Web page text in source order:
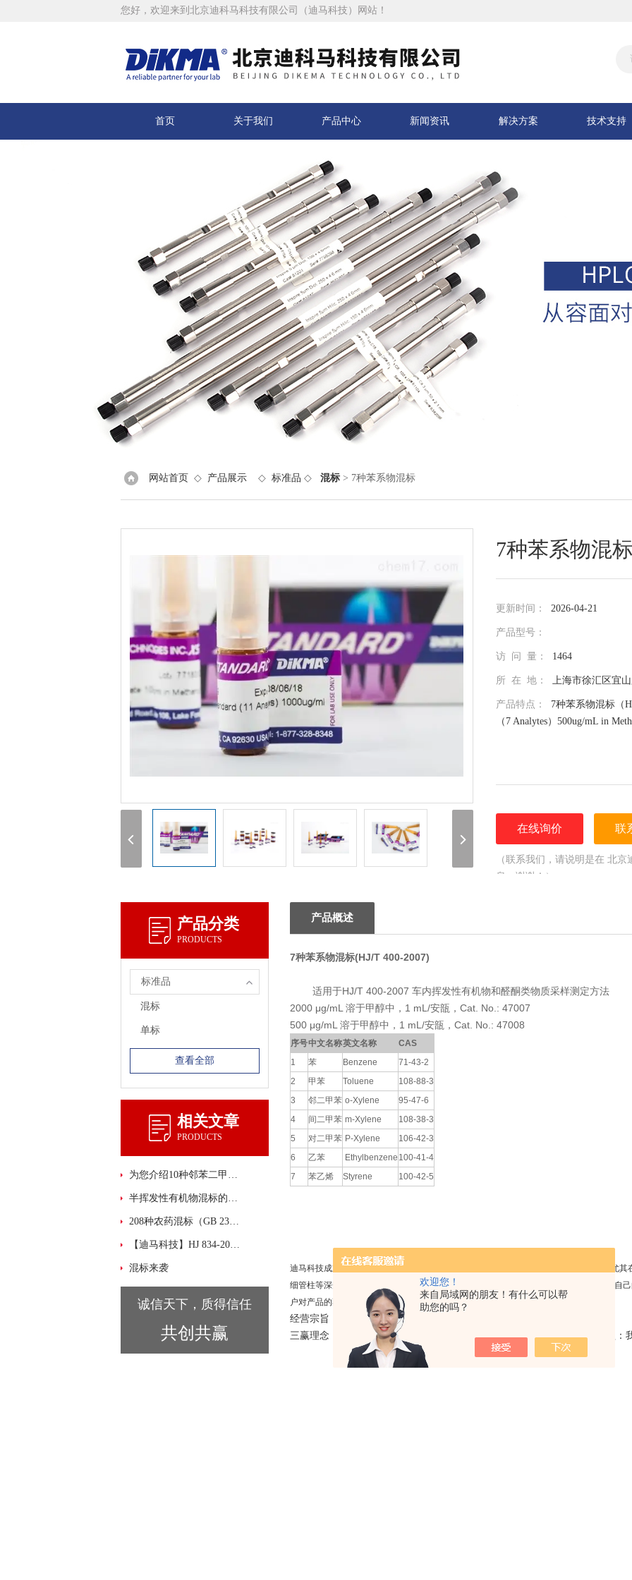
欢迎您！
来自局域网的朋友！有什么可以帮
助您的吗？
您好，欢迎来到北京迪科马科技有限公司（迪马科技）网站！
首页 关于我们 产品中心 新闻资讯 解决方案 技术支持
网站首页 ◇ 产品展示 ◇ 标准品 ◇ 混标 > 7种苯系物混标
7种苯系物混
更新时间： 2026-04-21
产品型号：
访 问 量： 1464
所 在 地： 上海市徐汇区宜
产品特点： 7种苯系物混标（
（7 Analytes）500ug/mL in
在线询价 联
（联系我们，请说明是在 北
息，谢谢！）
产品分类
PRODUCTS
标准品
混标
单标
查看全部
相关文章
PRODUCTS
为您介绍10种邻苯二甲酸酯混标
半挥发性有机物混标的主要功能和性能特点概述
208种农药混标（GB 23200.113-2018）现货供应！
【迪马科技】HJ 834-2017中3种SVOCs混标新鲜上市！
混标来袭
诚信天下，质得信任
共创共赢
产品概述
7种苯系物混标(HJ/T 400-2007)
适用于HJ/T 400-2007 车内挥发性有机物和醛酮类物质采样测定方法
2000 μg/mL 溶于甲醇中，1 mL/安瓿，Cat. No.: 47007
500 μg/mL 溶于甲醇中，1 mL/安瓿，Cat. No.: 47008
序号中文名称英文名称
CAS
1
苯 Benzene
71-43-2
2
甲苯 Toluene
108-88-3
3
邻二甲苯 o-Xylene
95-47-6
4
间二甲苯 m-Xylene
108-38-3
5
对二甲苯 P-Xylene
106-42-3
6
乙苯 Ethylbenzene 100-41-4
7
苯乙烯 Styrene 100-42-5
迪马科技成立于1993 年，是色谱消耗品的制造、供应商。公司拥有雄厚的研发实力，尤
细管柱等深受用户的信赖。一直在市场上有着十分优异的表现。迪马科技除生产，销售自
户对产品的不同需求。
经营宗旨：优秀的产品、合理的价格，*的服务
三赢理念：在迪马，我们在乎并关心每一个与我们打交道的人的感受和利益：